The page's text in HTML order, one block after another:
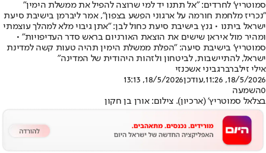
סמוטריץ' לחרדים: "אל תתנו יד למי שרוצה להפיל את ממשלת הימין"
"נכריז מלחמת חורמה על ארגוני הפשע בצפון", אמר ליברמן בישיבת סיעת
ישראל ביתנו • גנץ בישיבת סיעת כחול לבן: "אתן גיבוי מלא למהלך עוצמתי
ומהיר מול איראן שישים את הוצאת האורניום בראש סדר העדיפויות" •
סמוטריץ' בישיבת סיעה: "הפלת ממשלת הימין תהיה טעות קשה למדינת
ישראל, להתיישבות, לביטחון ולזהות היהודית של המדינה"
אילי זילברברגביני אשכנזי
18/5/2026, 11:26
,עודכן18/5/2026, 13:13
0השמעה
בצלאל סמוטריץ' (ארכיון). צילום: אורן בן חקון